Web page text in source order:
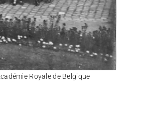
Royale de Belgique